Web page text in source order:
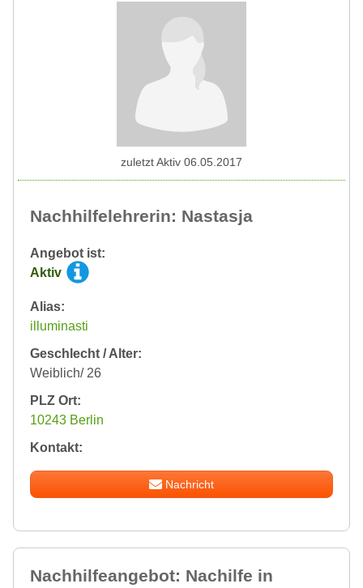
Nachhilfelehrerin: Nastasja
Angebot ist:
Aktiv
Alias:
illuminasti
Geschlecht / Alter:
Weiblich/ 26
PLZ Ort:
10243 Berlin
Kontakt:
Nachricht
zuletzt Aktiv 06.05.2017
Nachhilfeangebot: Nachilfe in